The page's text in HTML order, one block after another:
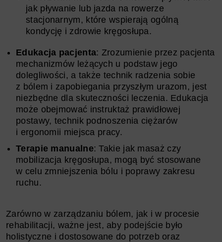
jak pływanie lub jazda na rowerze
stacjonarnym, które wspierają ogólną
kondycję i zdrowie kręgosłupa.
Edukacja pacjenta: Zrozumienie przez pacjenta
mechanizmów leżących u podstaw jego
dolegliwości, a także technik radzenia sobie
z bólem i zapobiegania przyszłym urazom, jest
niezbędne dla skuteczności leczenia. Edukacja
może obejmować instruktaż prawidłowej
postawy, technik podnoszenia ciężarów
i ergonomii miejsca pracy.
Terapie manualne: Takie jak masaż czy
mobilizacja kręgosłupa, mogą być stosowane
w celu zmniejszenia bólu i poprawy zakresu
ruchu.
Zarówno w zarządzaniu bólem, jak i w procesie
rehabilitacji, ważne jest, aby podejście było
holistyczne i dostosowane do potrzeb oraz